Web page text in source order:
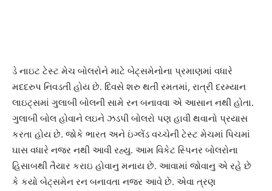
ડે નાઇટ ટેસ્ટ મેચ બોલરોને માટે બેટ્સમેનોના પ્રમાણમાં વધારે
મદદરુપ નિવડતી હોય છે. દિવસે શરુ થતી રમતમાં, રાત્રી દરમ્યાન
લાઇટ્સમાં ગુલાબી બોલની સામે રન બનાવવા એ આસાન નથી હોતા.
ગુલાબી બોલ હોવાને લઇને ઝડપી બોલરો પણ હાવી થવાનો પ્રયાસ
કરતા હોય છે. જોકે ભારત અને ઇંગ્લેંડ વચ્ચેની ટેસ્ટ મેચમાં પિચમાં
ઘાસ વધારે નજર નથી આવી રહ્યુ. આમ વિકેટ સ્પિનર બોલરોના
હિસાબથી તૈયાર કરાઇ હોવાનુ મનાય છે. આવામાં જોવાનુ એ રહે છે
કે કયો બેટ્સમેન રન બનાવતા નજર આવે છે. એવા ત્રણ